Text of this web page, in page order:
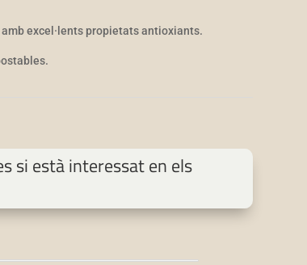
excel·lents propietats antioxiants.
si està interessat en els